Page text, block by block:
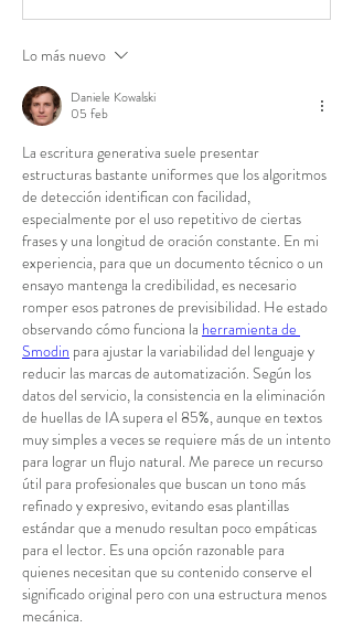
Lo más nuevo
Daniele Kowalski
05 feb
La escritura generativa suele presentar
estructuras bastante uniformes que los algoritmos
de detección identifican con facilidad,
especialmente por el uso repetitivo de ciertas
frases y una longitud de oración constante. En mi
experiencia, para que un documento técnico o un
ensayo mantenga la credibilidad, es necesario
romper esos patrones de previsibilidad. He estado
observando cómo funciona la herramienta de
Smodin para ajustar la variabilidad del lenguaje y
reducir las marcas de automatización. Según los
datos del servicio, la consistencia en la eliminación
de huellas de IA supera el 85%, aunque en textos
muy simples a veces se requiere más de un intento
para lograr un flujo natural. Me parece un recurso
útil para profesionales que buscan un tono más
refinado y expresivo, evitando esas plantillas
estándar que a menudo resultan poco empáticas
para el lector. Es una opción razonable para
quienes necesitan que su contenido conserve el
significado original pero con una estructura menos
mecánica.